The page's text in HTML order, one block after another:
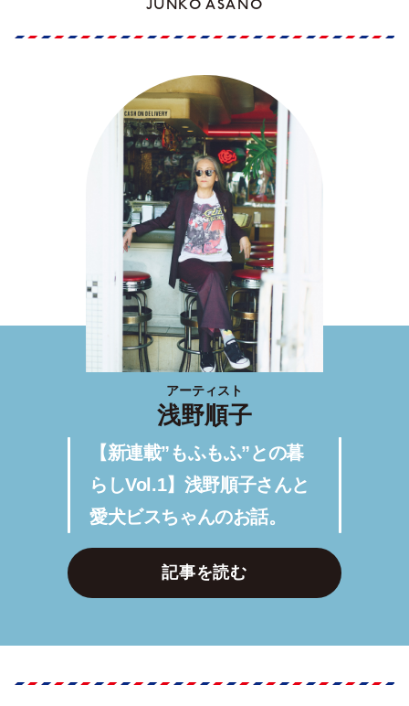
JUNKO ASANO
アーティスト
浅野順子
【新連載”もふもふ”との暮
らしVol.1】浅野順子さんと
愛犬ビスちゃんのお話。
記事を読む